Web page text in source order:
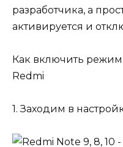
разработчика, а
активируется и
Как включить режим
Redmi
1. Заходим в